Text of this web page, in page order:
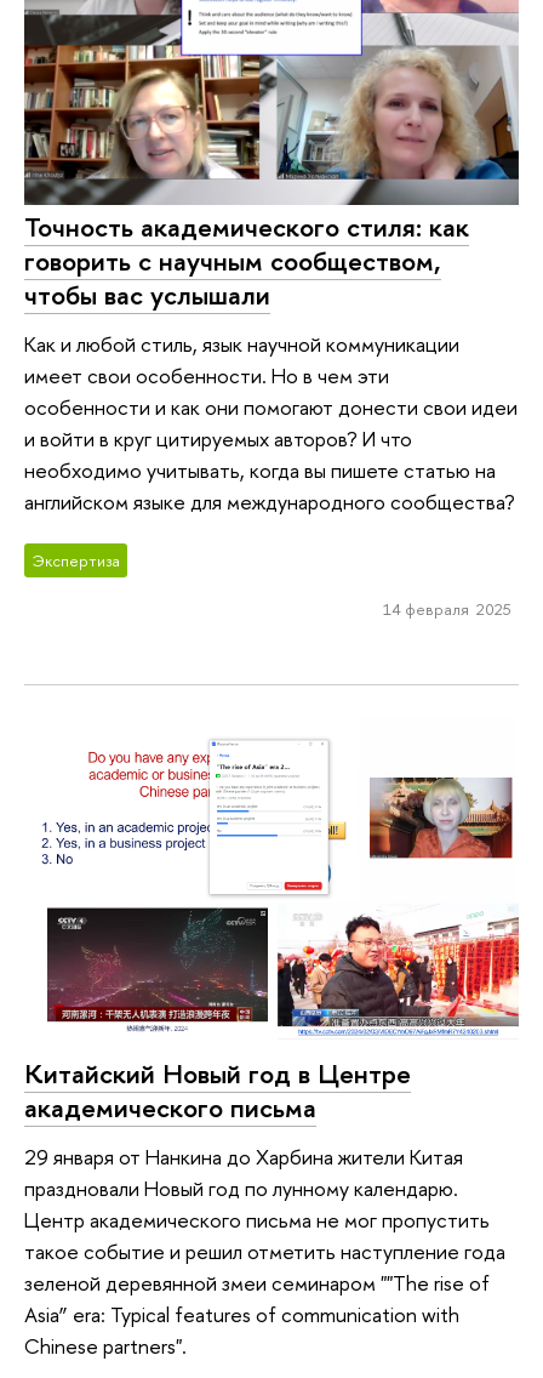
Точность академического стиля: как
говорить с научным сообществом,
чтобы вас услышали
Как и любой стиль, язык научной коммуникации
имеет свои особенности. Но в чем эти
особенности и как они помогают донести свои идеи
и войти в круг цитируемых авторов? И что
необходимо учитывать, когда вы пишете статью на
английском языке для международного сообщества?
Экспертиза
14 февраля 2025
Китайский Новый год в Центре
академического письма
29 января от Нанкина до Харбина жители Китая
праздновали Новый год по лунному календарю.
Центр академического письма не мог пропустить
такое событие и решил отметить наступление года
зеленой деревянной змеи семинаром ""The rise of
Asia” era: Typical features of communication with
Chinese partners".